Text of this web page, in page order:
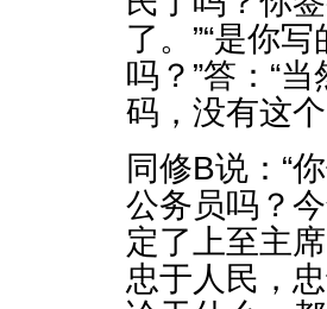
了。”“是你
吗？”答：“
码，没有这
同修B说：“
公务员吗？
定了上至主
忠于人民，